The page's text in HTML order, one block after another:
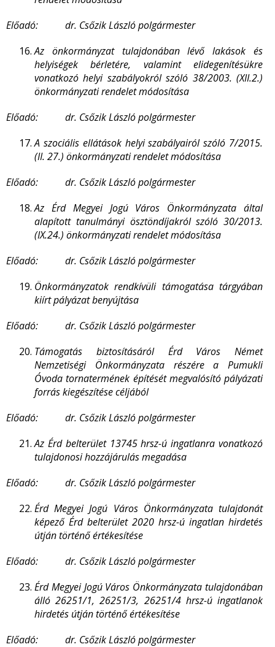
Előadó: dr. Csőzik László polgármester
Az önkormányzat tulajdonában lévő lakások és
helyiségek bérletére, valamint elidegenítésükre
vonatkozó helyi szabályokról szóló 38/2003. (XII.2.)
önkormányzati rendelet módosítása
Előadó: dr. Csőzik László polgármester
A szociális ellátások helyi szabályairól szóló 7/2015.
(II. 27.) önkormányzati rendelet módosítása
Előadó: dr. Csőzik László polgármester
Az Érd Megyei Jogú Város Önkormányzata által
alapított tanulmányi ösztöndíjakról szóló 30/2013.
(IX.24.) önkormányzati rendelet módosítása
Előadó: dr. Csőzik László polgármester
Önkormányzatok rendkívüli támogatása tárgyában
kiírt pályázat benyújtása
Előadó: dr. Csőzik László polgármester
Támogatás biztosításáról Érd Város Német
Nemzetiségi Önkormányzata részére a Pumukli
Óvoda tornatermének építését megvalósító pályázati
forrás kiegészítése céljából
Előadó: dr. Csőzik László polgármester
Az Érd belterület 13745 hrsz-ú ingatlanra vonatkozó
tulajdonosi hozzájárulás megadása
Előadó: dr. Csőzik László polgármester
Érd Megyei Jogú Város Önkormányzata tulajdonát
képező Érd belterület 2020 hrsz-ú ingatlan hirdetés
útján történő értékesítése
Előadó: dr. Csőzik László polgármester
Érd Megyei Jogú Város Önkormányzata tulajdonában
álló 26251/1, 26251/3, 26251/4 hrsz-ú ingatlanok
hirdetés útján történő értékesítése
Előadó: dr. Csőzik László polgármester